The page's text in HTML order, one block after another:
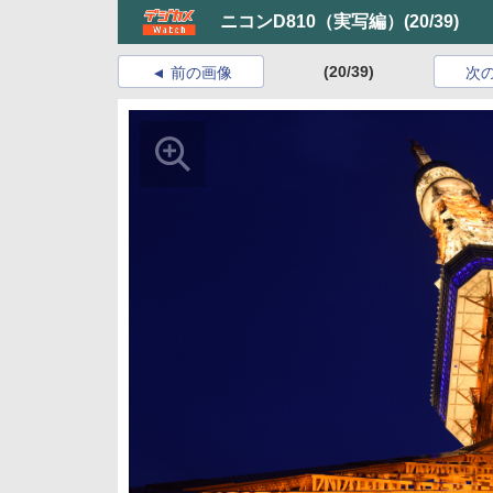
ニコンD810（実写編） (20/39)
前の画像 (20/39) 次